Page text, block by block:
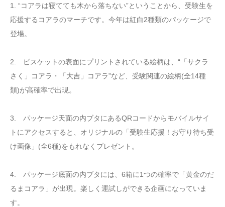
1. “コアラは寝てても木から落ちない”ということから、受験生を
応援するコアラのマーチです。今年は紅白2種類のパッケージで
登場。
2. ビスケットの表面にプリントされている絵柄は、“「サクラ
さく」コアラ・「大吉」コアラ”など、受験関連の絵柄(全14種
類)が高確率で出現。
3. パッケージ天面の内ブタにあるQRコードからモバイルサイ
トにアクセスすると、オリジナルの「受験生応援！お守り待ち受
け画像」(全6種)をもれなくプレゼント。
4. パッケージ底面の内ブタには、6箱に1つの確率で「黄金のだ
るまコアラ」が出現。楽しく運試しができる企画になっていま
す。